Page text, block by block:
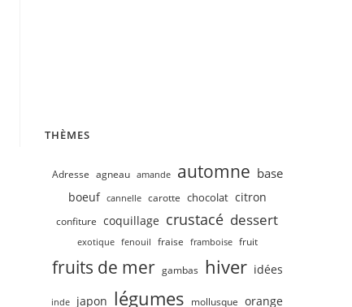
THÈMES
Adresse agneau amande automne base
boeuf cannelle carotte chocolat citron
confiture coquillage crustacé dessert
exotique fenouil fraise framboise fruit
fruits de mer gambas hiver idées
inde japon légumes mollusque orange